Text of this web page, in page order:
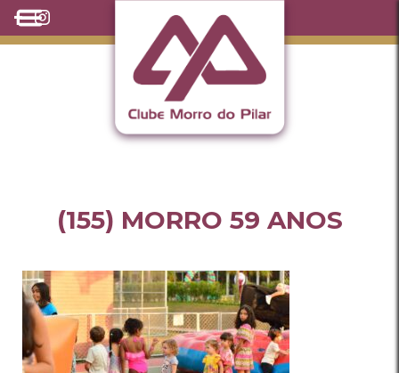
(155) MORRO 59 ANOS